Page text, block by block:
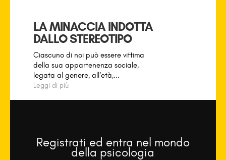
LA MINACCIA INDOTTA
DALLO STEREOTIPO
Ciascuno di noi può essere vittima
della sua appartenenza sociale,
legata al genere, all’età,...
Leggi di più
Registrati ed entra nel mondo
della psicologia